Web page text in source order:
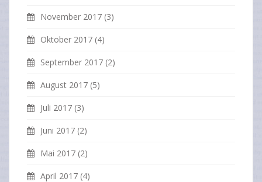
November 2017 (3)
Oktober 2017 (4)
September 2017 (2)
August 2017 (5)
Juli 2017 (3)
Juni 2017 (2)
Mai 2017 (2)
April 2017 (4)